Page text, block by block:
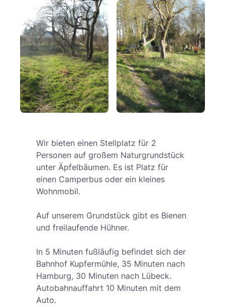
Wir bieten einen Stellplatz für 2
Personen auf großem Naturgrundstück
unter Äpfelbäumen. Es ist Platz für
einen Camperbus oder ein kleines
Wohnmobil.
Auf unserem Grundstück gibt es Bienen
und freilaufende Hühner.
In 5 Minuten fußläufig befindet sich der
Bahnhof Kupfermühle, 35 Minuten nach
Hamburg, 30 Minuten nach Lübeck.
Autobahnauffahrt 10 Minuten mit dem
Auto.